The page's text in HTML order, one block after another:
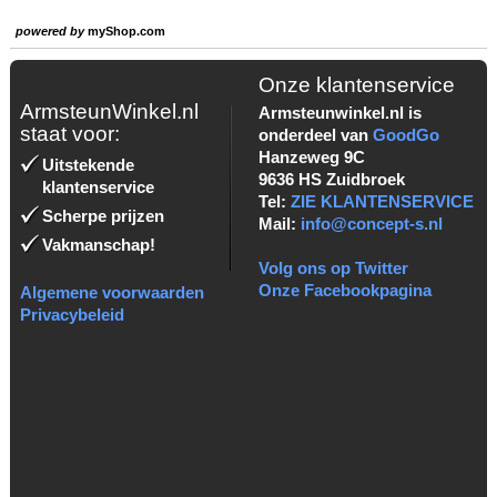
powered bymyShop.com
ArmsteunWinkel.nl
staat voor:
Uitstekende
klantenservice
Scherpe prijzen
Vakmanschap!
Algemene voorwaarden
Privacybeleid
Onze klantenservice
Armsteunwinkel.nl is
onderdeel van GoodGo
Hanzeweg 9C
9636 HS Zuidbroek
Tel: ZIE KLANTENSERVICE
Mail: info@concept-s.nl
Volg ons op Twitter
Onze Facebookpagina